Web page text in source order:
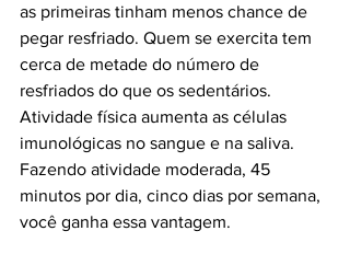
as primeiras tinham menos chance de
pegar resfriado. Quem se exercita tem
cerca de metade do número de
resfriados do que os sedentários.
Atividade física aumenta as células
imunológicas no sangue e na saliva.
Fazendo atividade moderada, 45
minutos por dia, cinco dias por semana,